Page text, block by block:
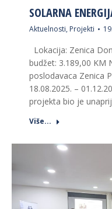
SOLARNA
Aktuelnosti, Projekti
Lokacija: Zenica
budžet: 3.189,00 KM
poslodavaca Zenica
18.08.2025. –
projekta bio je
Više...